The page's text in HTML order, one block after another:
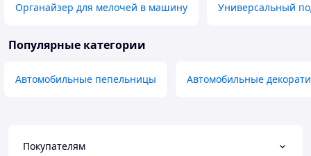
Органайзер для мелочей в машину Универсальный
Популярные категории
Автомобильные пепельницы Автомобильные
Покупателям